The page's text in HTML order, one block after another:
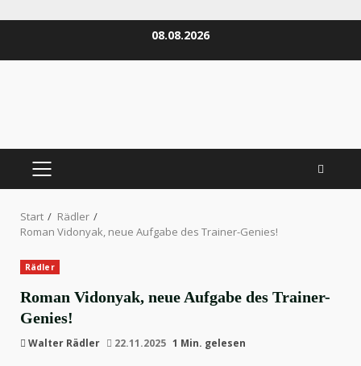
08.08.2026
PRIMÄRES
Start
Rädler
Roman Vidonyak, neue Aufgabe des Trainer-Genies!
Rädler
Roman Vidonyak, neue Aufgabe des Trainer-
Genies!
Walter Rädler 22.11.2025 1 Min. gelesen